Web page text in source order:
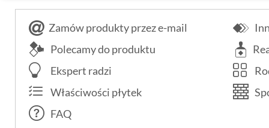
Zamów produkty przez e-mail
Polecamy do produktu
Ekspert radzi
Właściwości płytek
FAQ